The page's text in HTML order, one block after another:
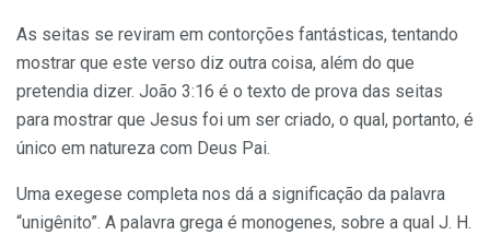
As seitas se reviram em contorções fantásticas, tentando
mostrar que este verso diz outra coisa, além do que
pretendia dizer. João 3:16 é o texto de prova das seitas
para mostrar que Jesus foi um ser criado, o qual, portanto, é
único em natureza com Deus Pai.
Uma exegese completa nos dá a significação da palavra
“unigênito”. A palavra grega é monogenes, sobre a qual J. H.